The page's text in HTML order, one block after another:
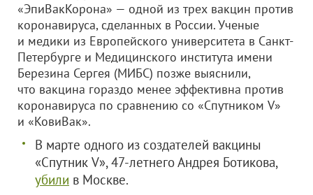
«ЭпиВакКорона» — одной из трех вакцин против
коронавируса, сделанных в России. Ученые
и медики из Европейского университета в Санкт-
Петербурге и Медицинского института имени
Березина Сергея (МИБС) позже выяснили,
что вакцина гораздо менее эффективна против
коронавируса по сравнению со «Спутником V»
и «КовиВак».
В марте одного из создателей вакцины
«Спутник V», 47-летнего Андрея Ботикова,
убили в Москве.